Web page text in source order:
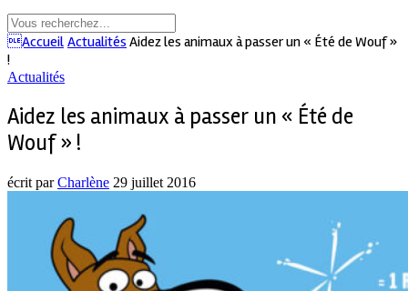
Accueil Actualités Aidez les animaux à passer un « Été de Wouf »
!
Actualités
Aidez les animaux à passer un « Été de
Wouf » !
écrit parCharlène 29 juillet 2016